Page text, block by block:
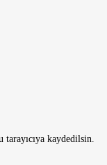
kaydedilsin.